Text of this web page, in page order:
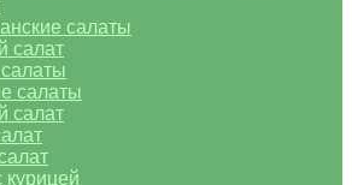
салаты
салат
салаты
салат